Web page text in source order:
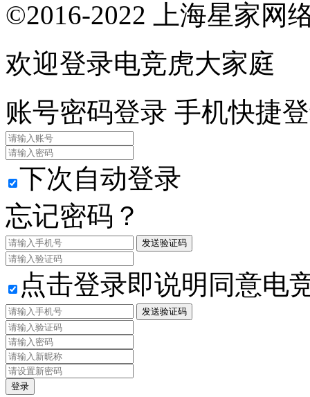
©2016-2022 上海星家网
欢迎登录电竞虎大家庭
账号密码登录 手机快捷
下次自动登录
忘记密码？
发送验证码
点击登录即说明同意电
发送验证码